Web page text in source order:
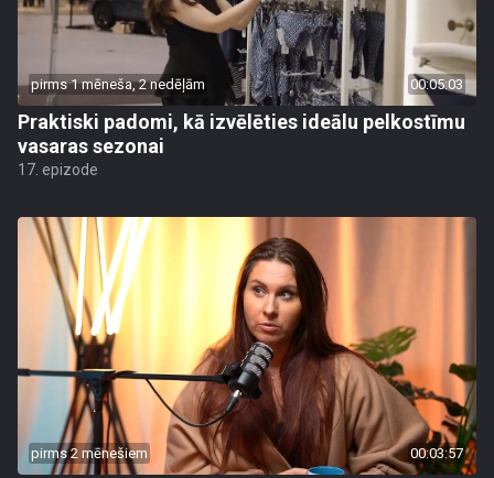
pirms 1 mēneša, 2 nedēļām 00:05:03
Praktiski padomi, kā izvēlēties ideālu pelkostīmu
vasaras sezonai
17. epizode
pirms 2 mēnešiem 00:03:57